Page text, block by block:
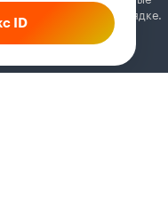
ID
и всё будет в порядке.